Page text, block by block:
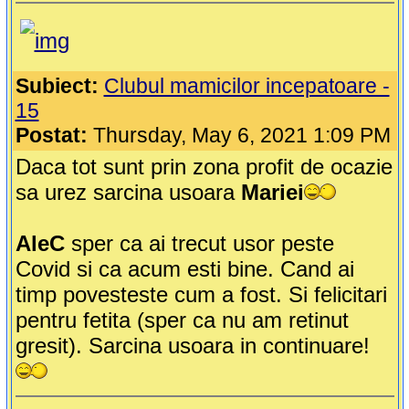
Subiect: Clubul mamicilor incepatoare -
15
Postat: Thursday, May 6, 2021 1:09 PM
Daca tot sunt prin zona profit de ocazie
sa urez sarcina usoara Mariei
AleCsper ca ai trecut usor peste
Covid si ca acum esti bine. Cand ai
timp povesteste cum a fost. Si felicitari
pentru fetita (sper ca nu am retinut
gresit). Sarcina usoara in continuare!